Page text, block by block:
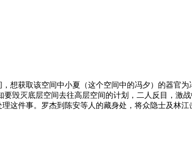
想获取该空间中小夏（这个空间中的冯夕）的器官
毁灭底层空间去往高层空间的计划，二人反目，激
这件事。罗杰到陈安等人的藏身处，将众隐士及林